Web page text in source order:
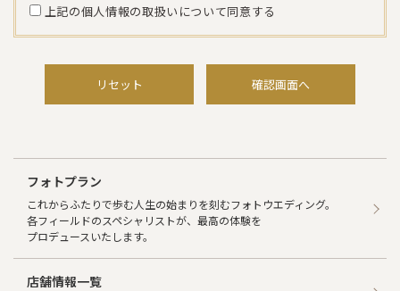
（５）当社が運営する店舗、通信販売におけるアンケート、お
（６）当社が運営するメールマガジンへの登録を希望される
お客様および、既に会員登録されているお客様については、
意を得ないで第三者に開示をすることはございません。
（１）個人情報に関する機密保持契約を締結している業務委
託会社に対して、お客様に明示した利用目的の達成に必要な範
囲で個人情報を委託する場合。
（２）当社が運営する店舗、並びに、通信販売において、お客
様との取引において個人情報を委託する必要がある場合。
（委託対象例；商品配送を請け負う運送会社、クレジットカ
上記の個人情報の取扱いについて同意する
リセット 確認画面へ
フォトプラン
これからふたりで歩む人生の始まりを刻むフォトウエディング。
各フィールドのスペシャリストが、最高の体験を
プロデュースいたします。
店舗情報一覧